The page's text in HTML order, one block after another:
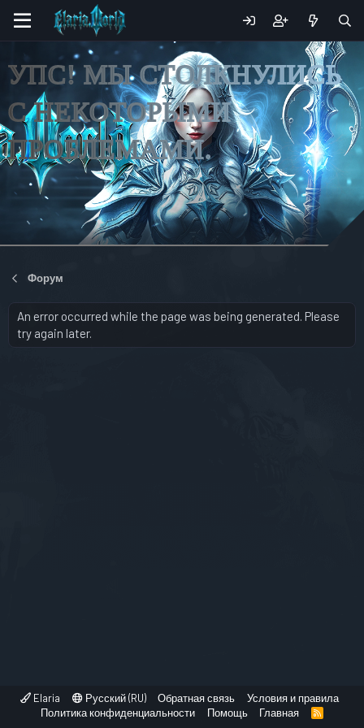
УПС! МЫ СТОЛКНУЛИСЬ
С НЕКОТОРЫМИ
ПРОБЛЕМАМИ.
Форум
An error occurred while the page was being generated. Please
try again later.
Elaria Русский (RU) Обратная связь
Условия и правила
Политика конфиденциальности
Помощь Главная
R